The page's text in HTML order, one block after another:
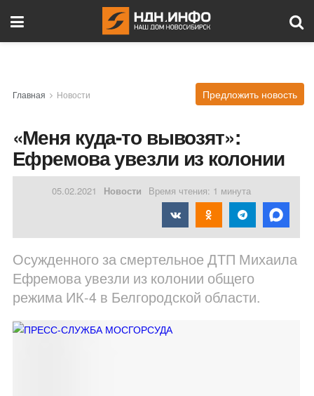
Главная Новости Предложить новость
«Меня куда-то вывозят»:
Ефремова увезли из колонии
05.02.2021 Новости Время чтения: 1 минута
Осужденного за смертельное ДТП Михаила
Ефремова увезли из колонии общего
режима ИК-4 в Белгородской области.